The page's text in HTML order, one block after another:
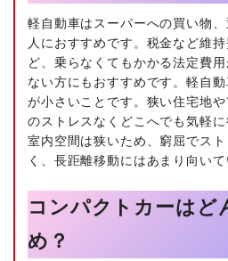
軽自動車はスーパーへの買い物
人におすすめです。税金など維
ど、乗らなくてもかかる法定費
ない方にもおすすめです。軽自
が小さいことです。狭い住宅地
のストレスなくどこへでも気軽に
室内空間は狭いため、窮屈でス
く、長距離移動にはあまり向い
コンパクトカーはど
め？